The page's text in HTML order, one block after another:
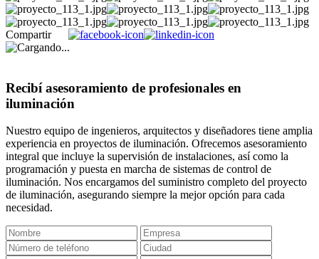
Compartir
Recibí asesoramiento de profesionales en
iluminación
Nuestro equipo de ingenieros, arquitectos y diseñadores tiene amplia
experiencia en proyectos de iluminación. Ofrecemos asesoramiento
integral que incluye la supervisión de instalaciones, así como la
programación y puesta en marcha de sistemas de control de
iluminación. Nos encargamos del suministro completo del proyecto
de iluminación, asegurando siempre la mejor opción para cada
necesidad.